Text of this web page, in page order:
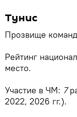
Тунис
Прозвище
Рейтинг
место.
Участие в ЧМ: 7
2022, 2026 гг.).